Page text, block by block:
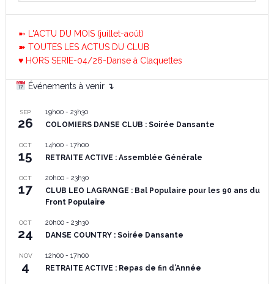
➼ L'ACTU DU MOIS (juillet-août)
➽ TOUTES LES ACTUS DU CLUB
♥ HORS SERIE-04/26-Danse à Claquettes
Événements à venir ↴
SEP
26
19h00- 23h30
COLOMIERS DANSE CLUB : Soirée Dansante
OCT
15
14h00- 17h00
RETRAITE ACTIVE : Assemblée Générale
OCT
17
20h00- 23h30
CLUB LEO LAGRANGE : Bal Populaire pour les 90 ans du
Front Populaire
OCT
24
20h00- 23h30
DANSE COUNTRY : Soirée Dansante
NOV
4
12h00- 17h00
RETRAITE ACTIVE : Repas de fin d’Année